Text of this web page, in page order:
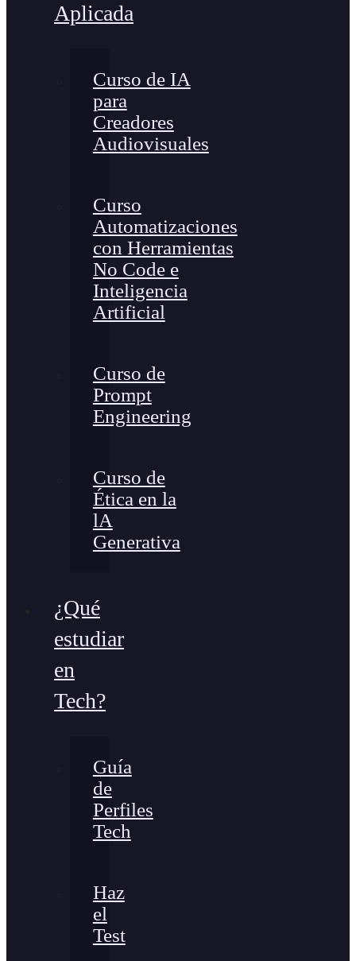
Aplicada
Curso de IA
para
Creadores
Audiovisuales
Curso
Automatizaciones
con Herramientas
No Code e
Inteligencia
Artificial
Curso de
Prompt
Engineering
Curso de
Ética en la
lA
Generativa
¿Qué
estudiar
en
Tech?
Guía
de
Perfiles
Tech
Haz
el
Test